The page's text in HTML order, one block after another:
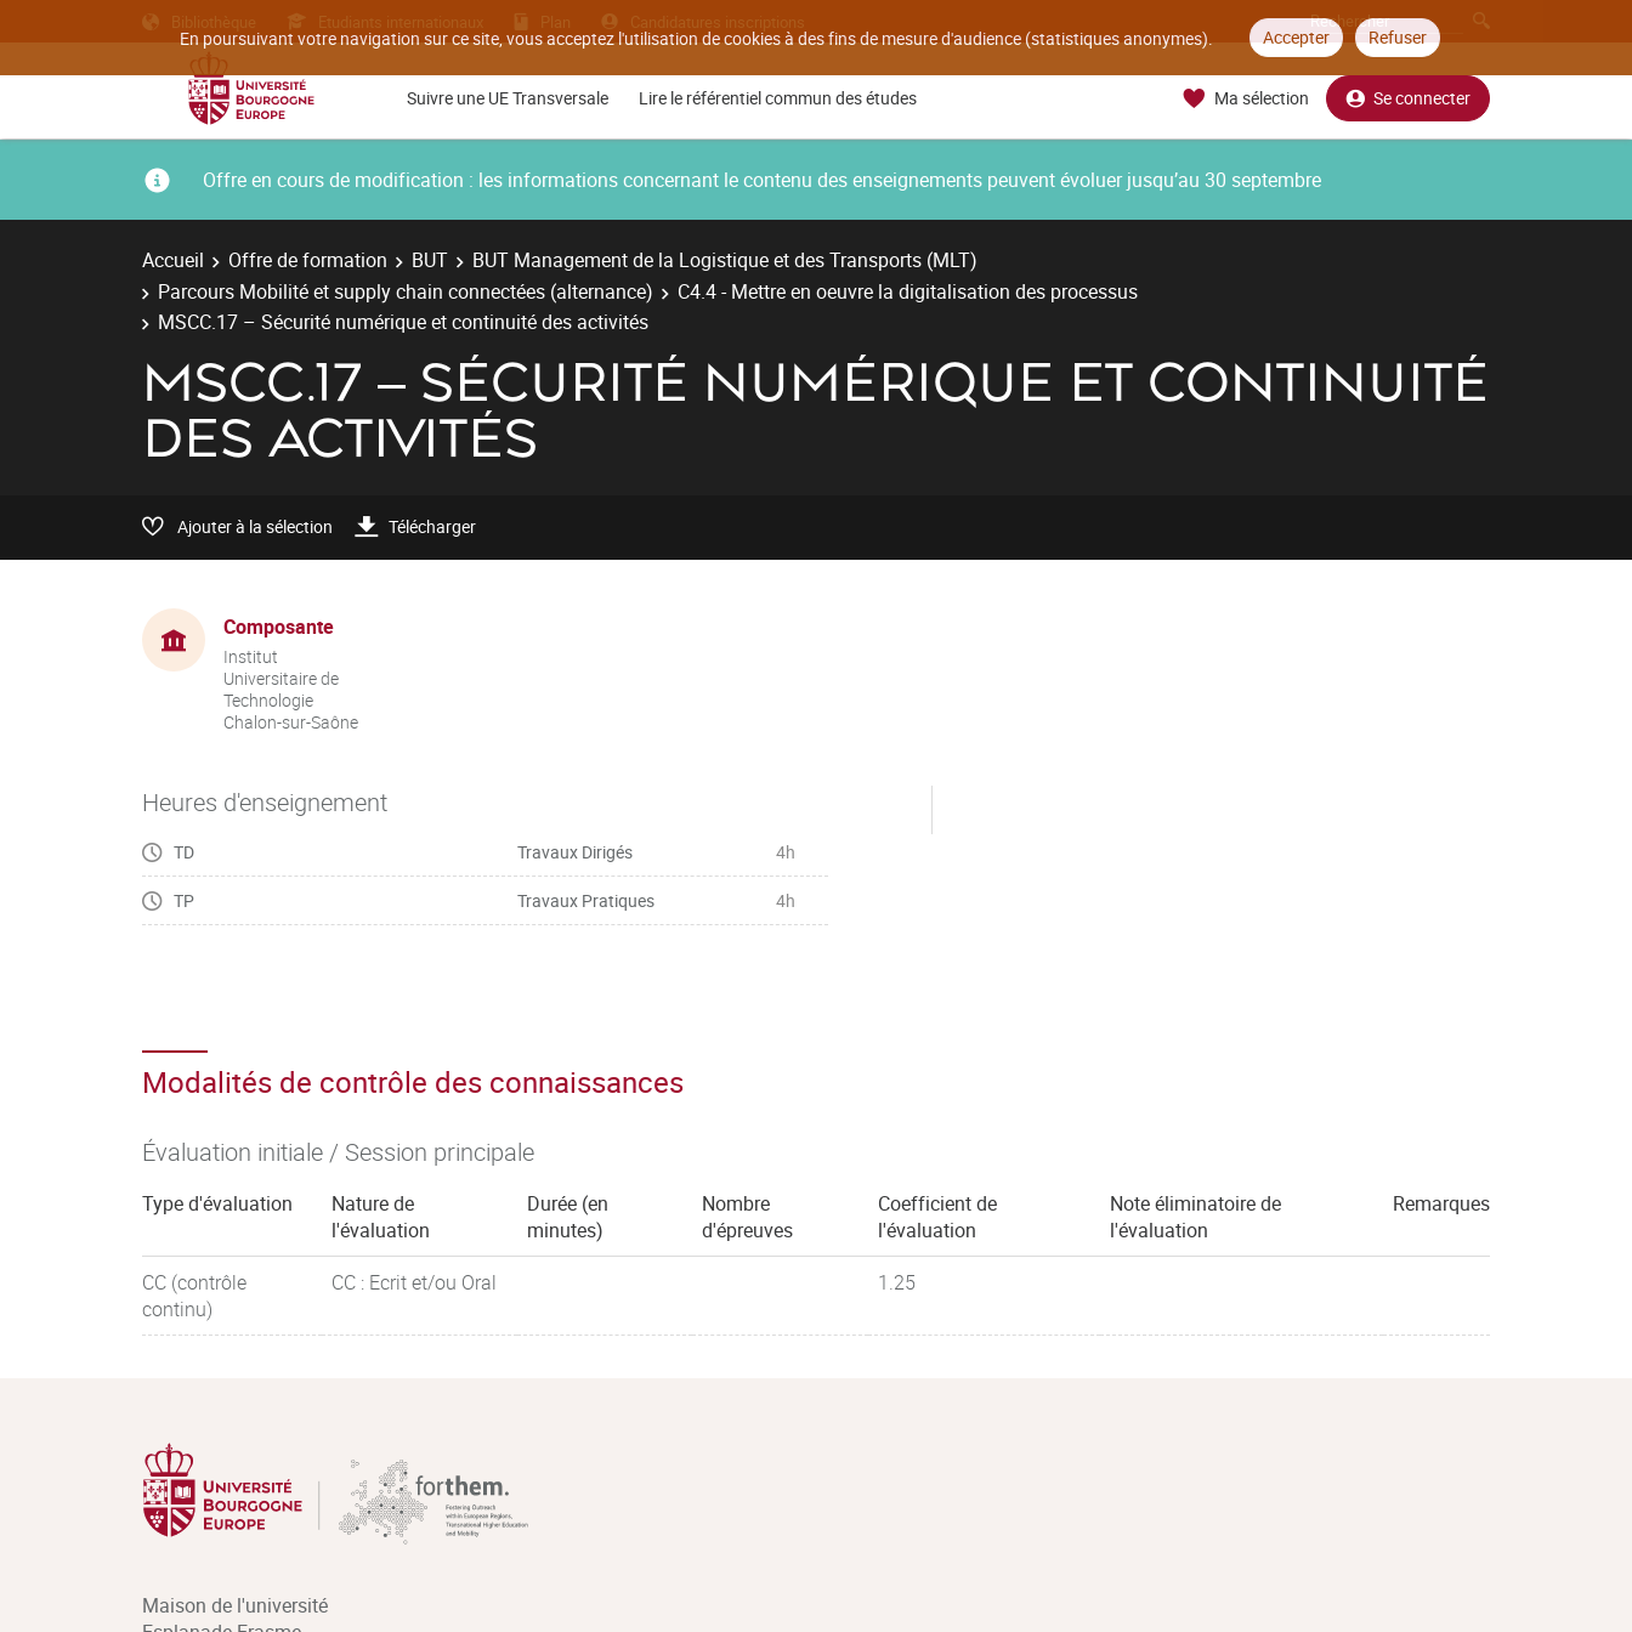
En poursuivant votre navigation sur ce site, vous acceptez l'utilisation de cookies à des fins de mesure d'audience (statistiques anonymes). Accepter Refuser
Bibliothèque Etudiants internationaux Plan Candidatures inscriptions
Suivre une UE Transversale Lire le référentiel commun des études Ma sélection Se connecter
Offre en cours de modification : les informations concernant le contenu des enseignements peuvent évoluer jusqu’au 30 septembre
Accueil Offre de formation BUT
BUT Management de la Logistique et des Transports (MLT)
Parcours Mobilité et supply chain connectées (alternance)
C4.4 - Mettre en oeuvre la digitalisation des processus
MSCC.17 – Sécurité numérique et continuité des activités
MSCC.17 – SÉCURITÉ NUMÉRIQUE ET CONTINUITÉ
DES ACTIVITÉS
Ajouter à la sélection Télécharger
Composante
Institut
Universitaire de
Technologie
Chalon-sur-Saône
Heures d'enseignement
TD Travaux Dirigés 4h
TP Travaux Pratiques 4h
Modalités de contrôle des connaissances
Évaluation initiale / Session principale
Type d'évaluation
Nature de
l'évaluation
Durée (en
minutes)
Nombre
d'épreuves
Coefficient de
l'évaluation
Note éliminatoire de
l'évaluation
Remarques
CC (contrôle
continu)
CC : Ecrit et/ou Oral 1.25
Maison de l'université